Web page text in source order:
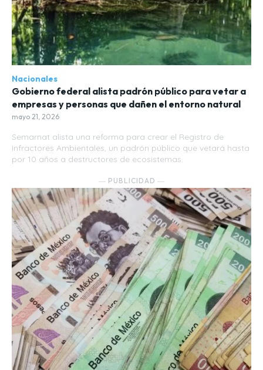
Nacionales
Gobierno federal alista padrón público para vetar a
empresas y personas que dañen el entorno natural
mayo 21, 2026
Semarnat alista una reforma para crear el Registro de
Infractores Ambientales, un padrón público que vetará hasta
por 10 años a destructores de ecosistemas.
― PUBLICIDAD ―